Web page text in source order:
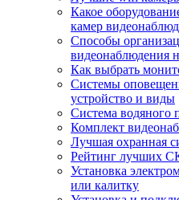
Какое
камер
Способы
видеонаблюдения
Как выбрать
Системы
устройство и виды
Система водяного
Комплект
Лучшая охранная
Рейтинг лучших
Установка
или калитку